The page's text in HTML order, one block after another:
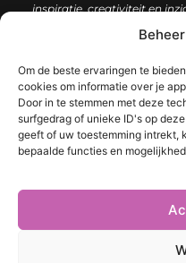
Om de beste ervaringen te
cookies om informatie over je
Door in te stemmen met deze
surfgedrag of unieke ID's op
geeft of uw toestemming intrekt,
bepaalde functies en
inspiratie, creativiteit en
Onze
informatie
Bericht